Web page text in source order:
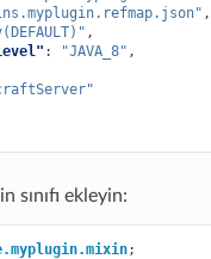
,
,
: "JAVA_8" ,
sınıfı ekleyin:
;